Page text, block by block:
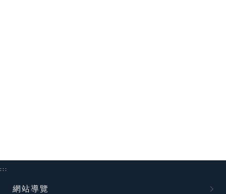
:::
網站導覽